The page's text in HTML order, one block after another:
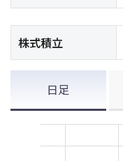
株式積立
日足